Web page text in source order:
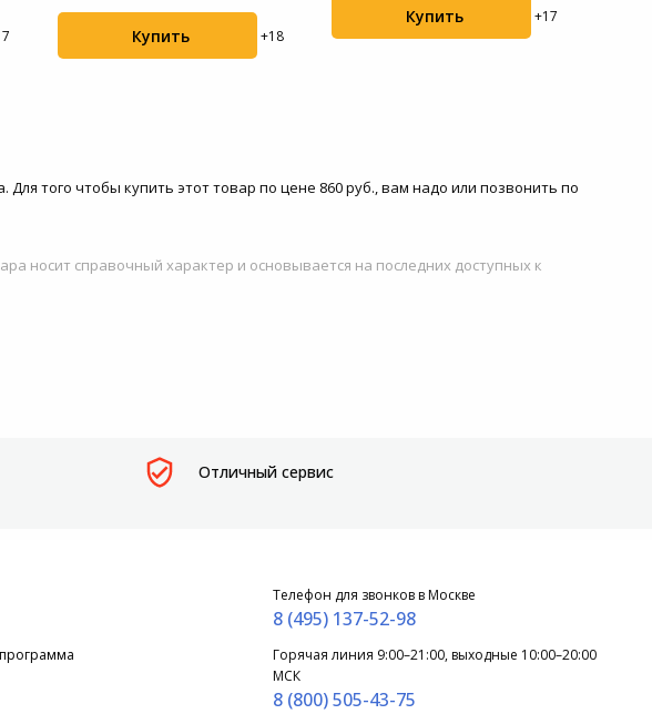
Купить +18
Купить +17
того чтобы купить этот товар по цене 860 руб., вам надо или позвонить по
носит справочный характер и основывается на последних доступных к
Отличный сервис
Телефон для звонков в Москве
8 (495) 137-52-98
Горячая линия 9:00–21:00, выходные 10:00–20:00
МСК
8 (800) 505-43-75